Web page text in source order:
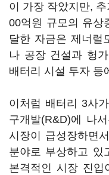
이 가장 작았지만,
00억원 규모의 유상
달한 자금은 제너럴
나 공장 건설과 헝
배터리 시설 투자 등
이처럼 배터리 3사
구개발(R&D)에 나
시장이 급성장하면
분야로 부상하고 있
본격적인 시장 진입